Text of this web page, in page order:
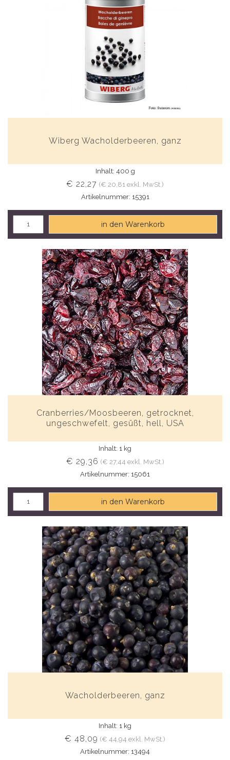
Wiberg Wacholderbeeren, ganz
Inhalt: 400 g
€ 22,27 (€ 20,81 exkl. MwSt.)
Artikelnummer: 15391
in den Warenkorb
Cranberries/Moosbeeren, getrocknet,
ungeschwefelt, gesüßt, hell, USA
Inhalt: 1 kg
€ 29,36 (€ 27,44 exkl. MwSt.)
Artikelnummer: 15061
in den Warenkorb
Wacholderbeeren, ganz
Inhalt: 1 kg
€ 48,09 (€ 44,94 exkl. MwSt.)
Artikelnummer: 13494